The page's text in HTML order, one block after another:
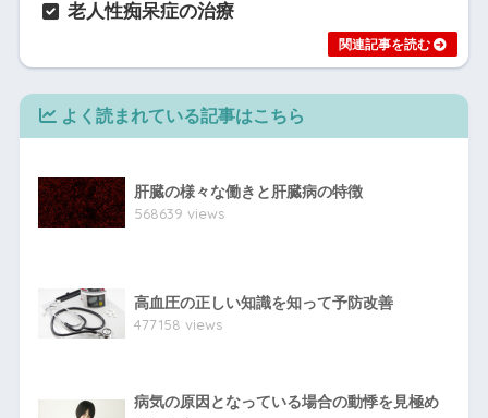
老人性痴呆症の治療
よく読まれている記事はこちら
肝臓の様々な働きと肝臓病の特徴
568639 views
高血圧の正しい知識を知って予防改善
477158 views
病気の原因となっている場合の動悸を見極め